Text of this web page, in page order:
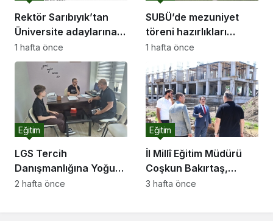
Rektör Sarıbıyık’tan
Üniversite adaylarına
tercihi önerileri
1 hafta önce
SUBÜ’de mezuniyet
töreni hazırlıkları
tamam
1 hafta önce
LGS Tercih
Danışmanlığına Yoğun
İlgi
Eğitim
2 hafta önce
İl Millî Eğitim Müdürü
Coşkun Bakırtaş,
Adapazarı’nda Yapımı
Eğitim
3 hafta önce